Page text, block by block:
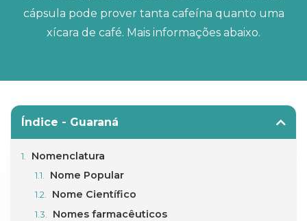
cápsula pode prover tanta cafeína quanto uma
xícara de café. Mais informações abaixo.
Índice - Guaraná
Nomenclatura
Nome Popular
Nome Científico
Nomes farmacêuticos